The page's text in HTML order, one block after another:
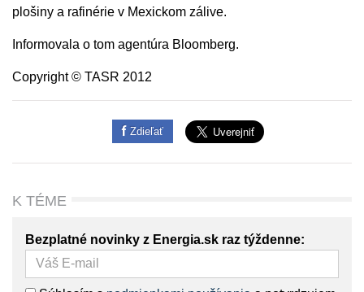
plošiny a rafinérie v Mexickom zálive.
Informovala o tom agentúra Bloomberg.
Copyright © TASR 2012
Zdieľať
K TÉME
Bezplatné novinky z Energia.sk raz týždenne: